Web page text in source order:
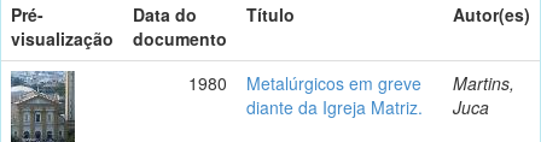
Pré-
visualização
Data do
documento
Título Autor(es)
1980
Metalúrgicos em greve
diante da Igreja Matriz.
Martins,
Juca